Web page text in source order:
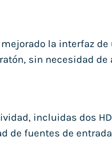
la interfaz
sin necesidad de
incluidas dos
de fuentes de